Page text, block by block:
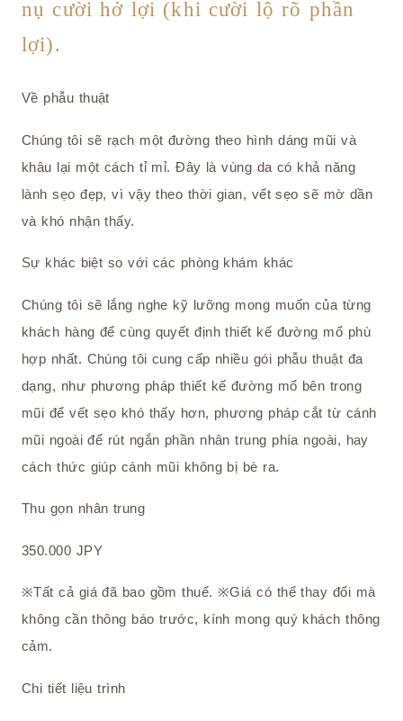
nụ cười hở lợi (khi cười lộ rõ phần
lợi).
Về phẫu thuật
Chúng tôi sẽ rạch một đường theo hình dáng mũi và
khâu lại một cách tỉ mỉ. Đây là vùng da có khả năng
lành sẹo đẹp, vì vậy theo thời gian, vết sẹo sẽ mờ dần
và khó nhận thấy.
Sự khác biệt so với các phòng khám khác
Chúng tôi sẽ lắng nghe kỹ lưỡng mong muốn của từng
khách hàng để cùng quyết định thiết kế đường mổ phù
hợp nhất. Chúng tôi cung cấp nhiều gói phẫu thuật đa
dạng, như phương pháp thiết kế đường mổ bên trong
mũi để vết sẹo khó thấy hơn, phương pháp cắt từ cánh
mũi ngoài để rút ngắn phần nhân trung phía ngoài, hay
cách thức giúp cánh mũi không bị bè ra.
Thu gọn nhân trung
350.000 JPY
※Tất cả giá đã bao gồm thuế. ※Giá có thể thay đổi mà
không cần thông báo trước, kính mong quý khách thông
cảm.
Chi tiết liệu trình